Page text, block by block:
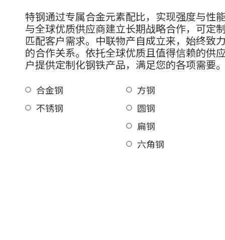
特钢通过专属合金元素配比，实现强度与性
与全球优质供应商建立长期战略合作，可定
匹配客户需求。中联物产自成立来，始终致
的合作关系。依托全球优质且值得信赖的供
户提供定制化钢铁产品，满足您的各项需要
合金钢
不锈钢
方钢
圆钢
扁钢
六角钢